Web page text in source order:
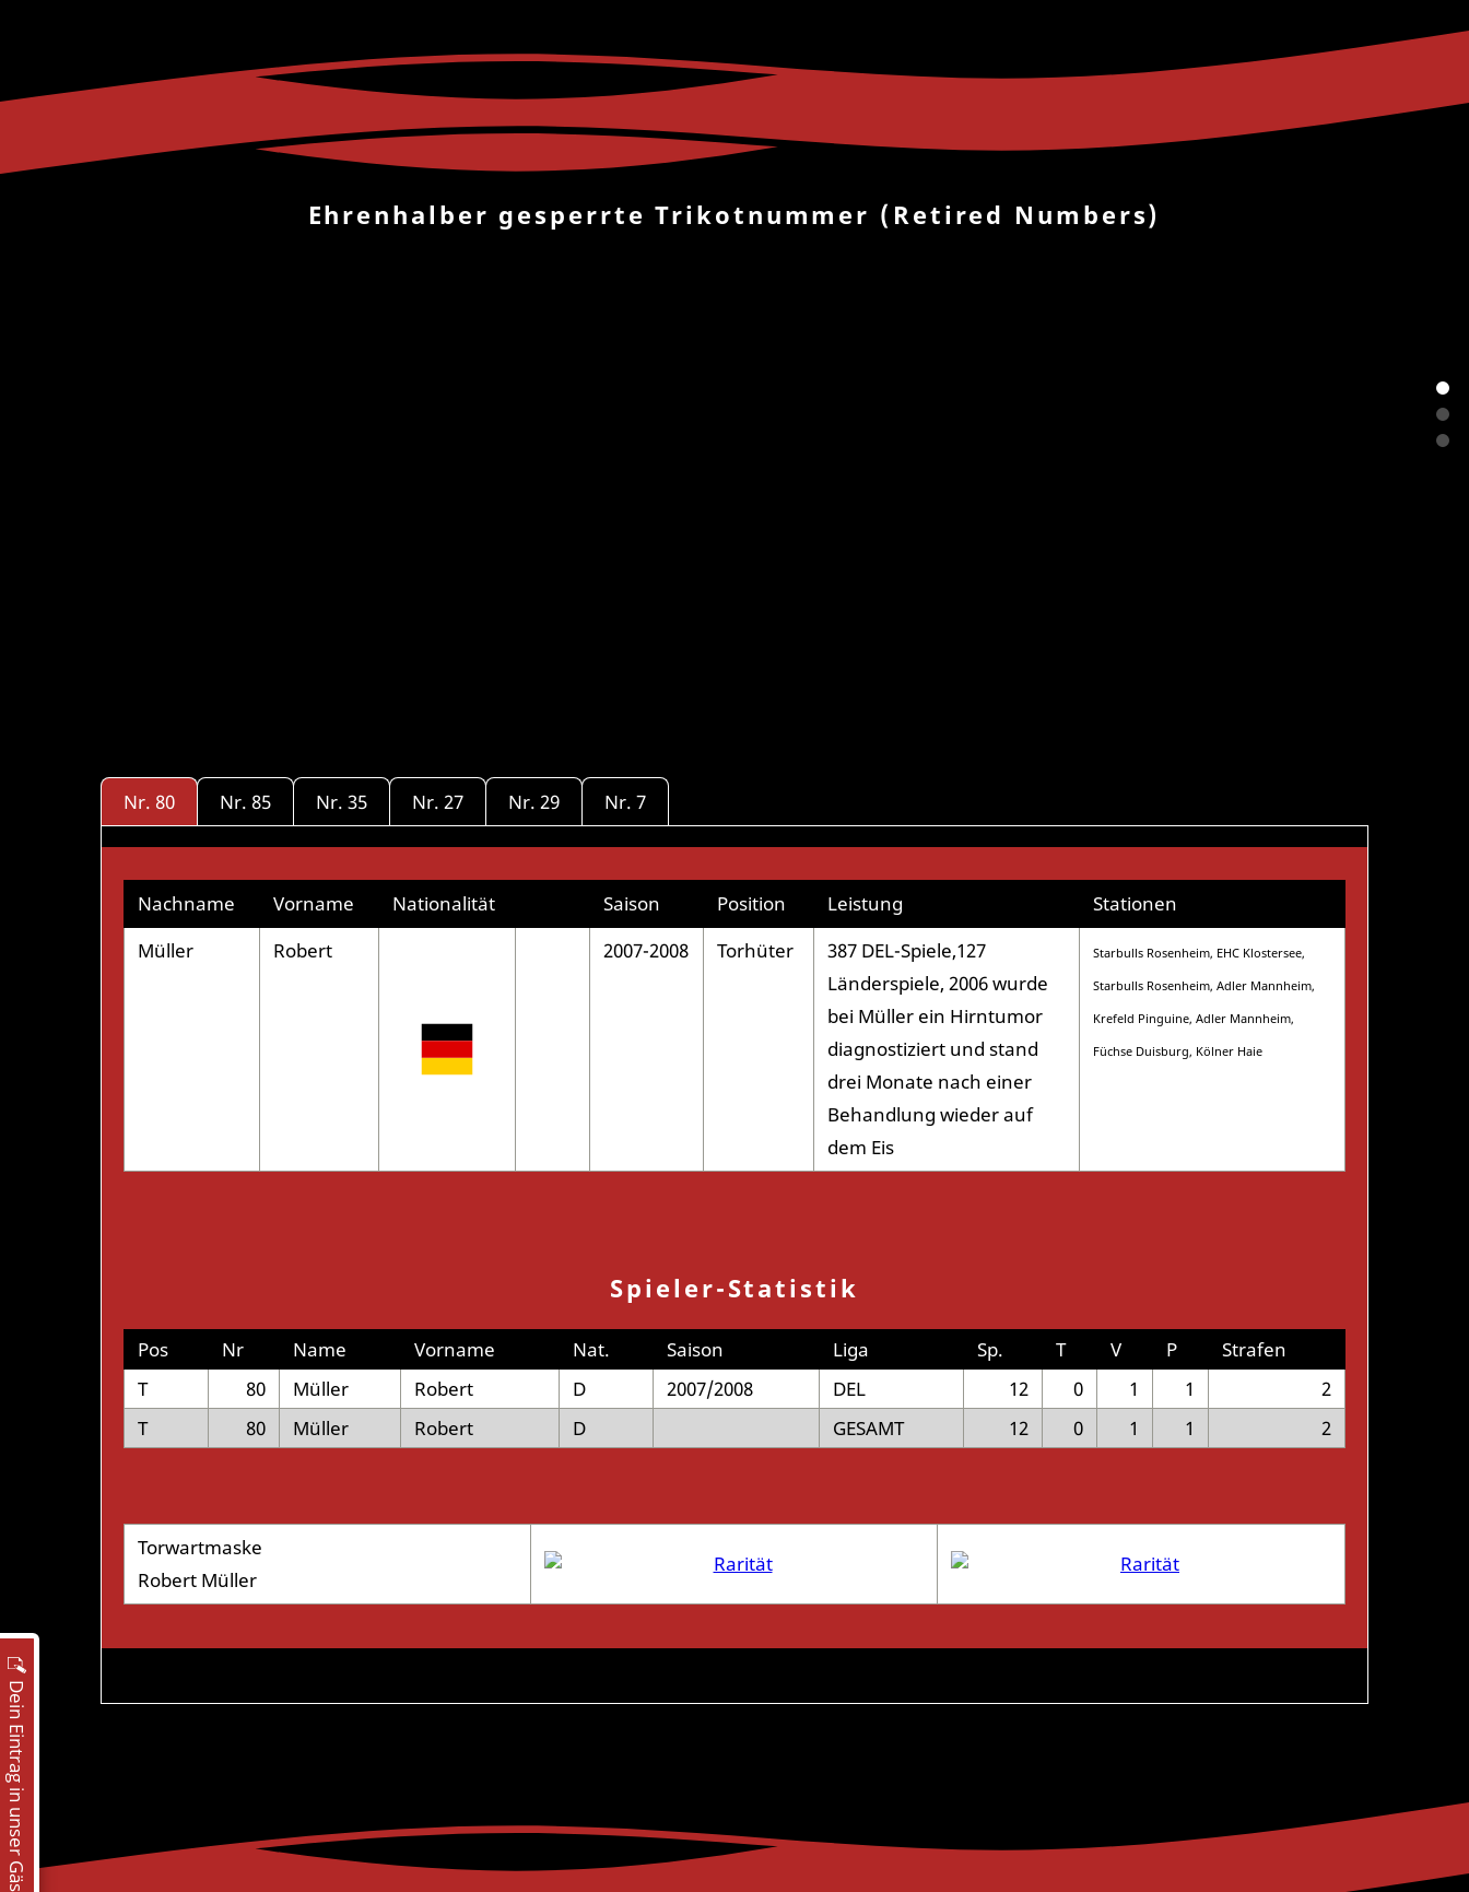
Dein Eintrag in unser Gästebuch
Ehrenhalber gesperrte Trikotnummer (Retired Numbers)
Nr. 80 Nr. 85 Nr. 35 Nr. 27 Nr. 29 Nr. 7
Nachname Vorname Nationalität Saison Position Leistung
Stationen
Müller
Robert 2007-2008 Torhüter
387 DEL-Spiele,127
Länderspiele, 2006 wurde
bei Müller ein Hirntumor
diagnostiziert und stand
drei Monate nach einer
Behandlung wieder auf
dem Eis
Starbulls Rosenheim, EHC Klostersee,
Starbulls Rosenheim, Adler Mannheim,
Krefeld Pinguine, Adler Mannheim,
Füchse Duisburg, Kölner Haie
Spieler-Statistik
T 80 Müller Robert D 2007/2008 DEL 12 0 1 1
2
T
80 Müller Robert D GESAMT 12 0 1 1 2
Pos Nr Name Vorname Nat. Saison Liga Sp. T V P Strafen
Torwartmaske
Robert Müller